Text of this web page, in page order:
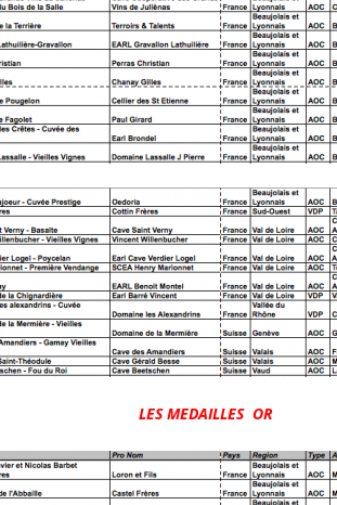
LES MEDAILLES OR